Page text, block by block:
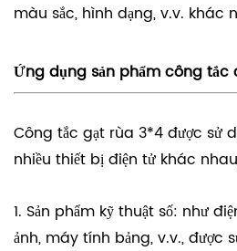
màu sắc, hình dạng, v.v. khác
Ứng dụng sản phẩm công tắc
Công tắc gạt rùa 3*4 được sử
nhiều thiết bị điện tử khác
1. Sản phẩm kỹ thuật số: như
ảnh, máy tính bảng, v.v., được